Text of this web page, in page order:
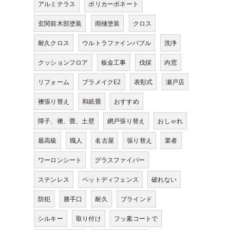
アルミテラス ポリカーボネート
玄関前木部塗装 雨樋塗装 クロス
耐久クロス ウルトラファインバブル 洗浄
クッションフロア 板金工事 伐採 内窓
リフォーム プラメイクE2 表彰式 瀬戸店
襖張り替え 和紙畳 おすすめ
障子、襖、畳、土壁 網戸張り替え おしゃれ
最高級 職人 名古屋 張り替え 業者
ワーロンシート グラスファイバー
ステンレス ペットディフェンス 破れない
防犯 勝手口 耐久 ブラインド
シルキー 取り付け フッ素コートで